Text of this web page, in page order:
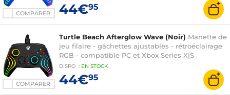
COMPARER 44€95
COMPARER
Turtle Beach Afterglow Wave (Noir) Manette de
jeu filaire - gâchettes ajustables - rétroéclairage
RGB - compatible PC et Xbox Series X|S
DISPO : EN STOCK
44€95